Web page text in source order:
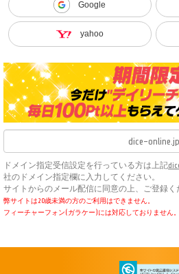
Google
yahoo
ドメイン指定受信設定を行っている方は上記
社のドメイン指定欄に入力してください。
サイトからのメール配信に同意の上、ご登録く
弊サイトは20歳未満の方のご利用はできません。
フィーチャーフォン(ガラケー)には対応しておりません。